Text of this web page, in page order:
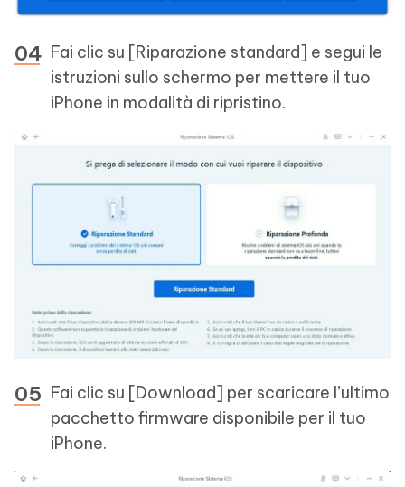
Fai clic su [Riparazione standard] e segui le
istruzioni sullo schermo per mettere il tuo
iPhone in modalità di ripristino.
Fai clic su [Download] per scaricare l’ultimo
pacchetto firmware disponibile per il tuo
iPhone.